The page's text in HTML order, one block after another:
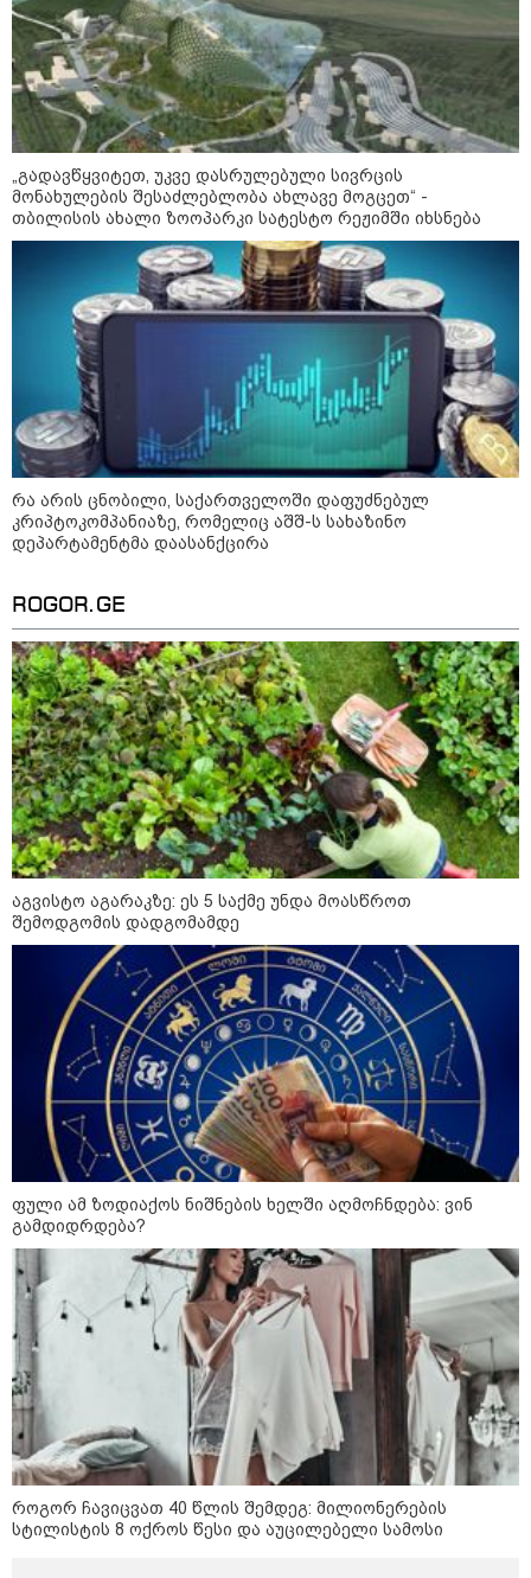
კატეგორიის ყველა სიახლე
„გაჩნდა მოთხოვნა სააგარაკე
მიწის ნაკვეთებზე“ - როგორ
იცვლება უძრავი ქონების ბაზარი
„გადავწყვიტეთ, უკვე
დასრულებული სივრცის
მონახულების შესაძლებლობა
ახლავე მოგცეთ“ - თბილისის
ახალი ზოოპარკი სატესტო
რეჟიმში იხსნება
რა არის ცნობილი,
საქართველოში დაფუძნებულ
კრიპტოკომპანიაზე, რომელიც
კონფლიქტები
12:46 / 07-08-2026
ოკუპირებულ აფხაზეთში საწვავის
დეფიციტია, კილომეტრიანი რიგები და
შეზღუდვა საწვავის ჩასხმაზე - რა
ინფორმაციას აქვეყნებს "დემოკრატიის
კვლევის ინსტიტუტი“
14:23 / 05-08-2026
ევროპელმა და რუსმა ყოფილმა
მაღალჩინოსნებმა უკრაინაში
ომთან დაკავშირებით
მოლაპარაკებები გამართეს - რა
არის ცნობილი შეხვედრაზე
„გადავწყვიტეთ, უკვე დასრულებული სივრცის
მონახულების შესაძლებლობა ახლავე მოგცეთ“ -
თბილისის ახალი ზოოპარკი სატესტო რეჟიმში იხსნება
რა არის ცნობილი, საქართველოში დაფუძნებულ
კრიპტოკომპანიაზე, რომელიც აშშ-ს სახაზინო
დეპარტამენტმა დაასანქცირა
ROGOR.GE
აგვისტო აგარაკზე: ეს 5 საქმე უნდა მოასწროთ
შემოდგომის დადგომამდე
ფული ამ ზოდიაქოს ნიშნების ხელში აღმოჩნდება: ვინ
გამდიდრდება?
როგორ ჩავიცვათ 40 წლის შემდეგ: მილიონერების
სტილისტის 8 ოქროს წესი და აუცილებელი სამოსი